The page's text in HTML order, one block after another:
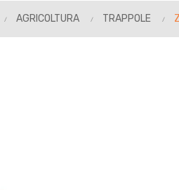
AGRICOLTURA TRAPPOLE